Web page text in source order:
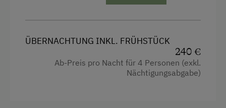
ÜBERNACHTUNG INKL. FRÜHSTÜCK
240 €
Ab-Preis pro Nacht für 4 Personen (exkl.
Nächtigungsabgabe)